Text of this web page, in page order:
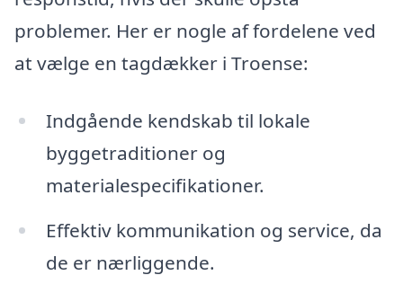
problemer. Her er nogle af fordelene ved
at vælge en tagdækker i Troense:
Indgående kendskab til lokale
byggetraditioner og
materialespecifikationer.
Effektiv kommunikation og service, da
de er nærliggende.